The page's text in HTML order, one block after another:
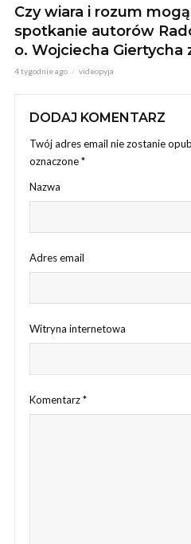
Czy wiara i rozum
spotkanie autorów
o. Wojciecha Giertycha
4 tygodnie ago videopyja
DODAJ KOMENTARZ
Twój adres email nie zostanie
oznaczone*
Nazwa
Adres email
Witryna internetowa
Komentarz*